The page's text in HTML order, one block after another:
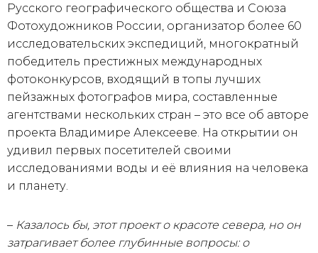
Русского географического общества и Союза
Фотохудожников России, организатор более 60
исследовательских экспедиций, многократный
победитель престижных международных
фотоконкурсов, входящий в топы лучших
пейзажных фотографов мира, составленные
агентствами нескольких стран – это все об авторе
проекта Владимире Алексееве. На открытии он
удивил первых посетителей своими
исследованиями воды и её влияния на человека
и планету.
– Казалось бы, этот проект о красоте севера, но он
затрагивает более глубинные вопросы: о